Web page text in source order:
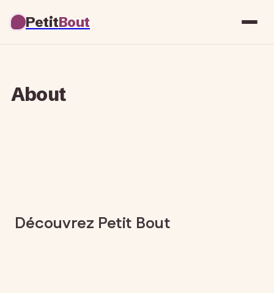
PetitBout
About
Découvrez Petit Bout